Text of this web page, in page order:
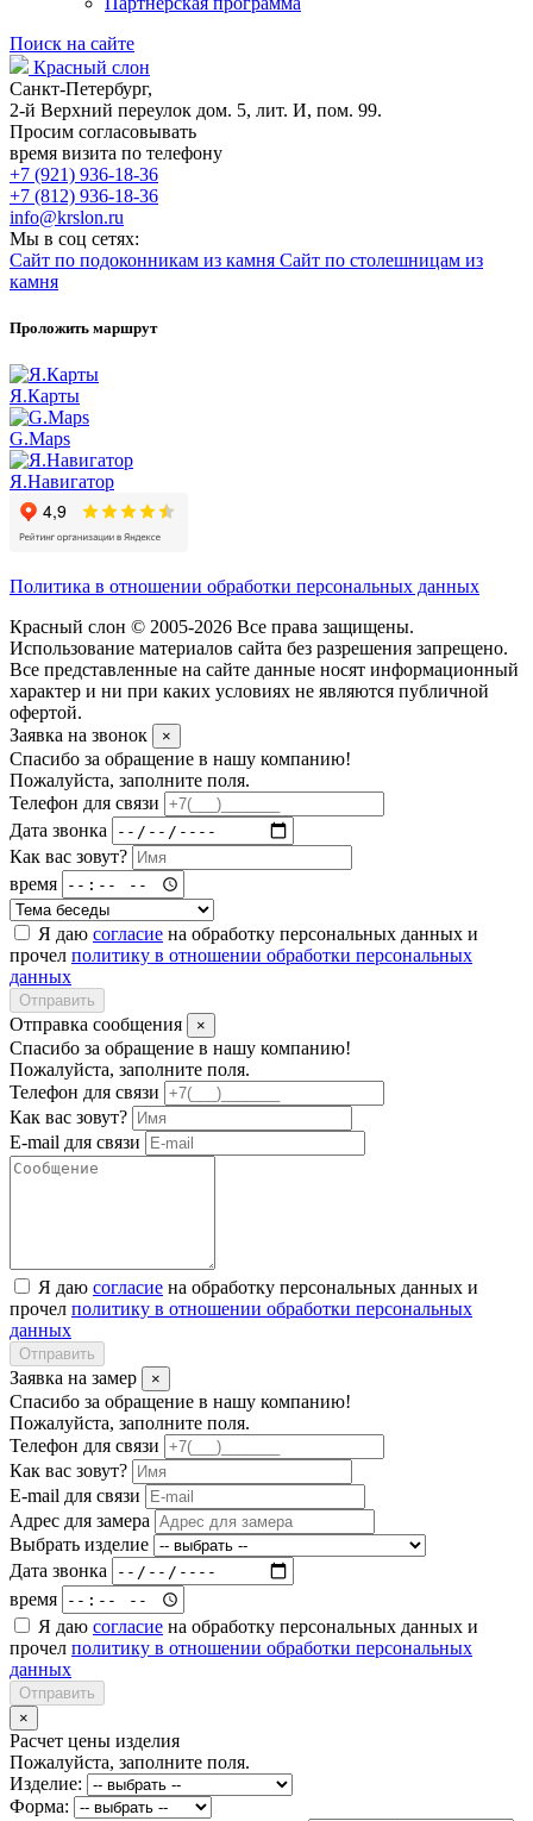
Поиск на сайте
Красный слон
Санкт-Петербург,
2-й Верхний переулок дом. 5, лит. И, пом. 99.
Просим согласовывать
время визита по телефону
+7 (921) 936-18-36
+7 (812) 936-18-36
info@krslon.ru
Мы в соц сетях:
Сайт по подоконникам из камня Сайт по столешницам из
камня
Проложить маршрут
Я.Карты
G.Maps
Я.Навигатор
Политика в отношении обработки персональных данных
Красный слон © 2005-2026 Все права защищены.
Использование материалов сайта без разрешения запрещено.
Все представленные на сайте данные носят информационный
характер и ни при каких условиях не являются публичной
офертой.
Заявка на звонок
×
Спасибо за обращение в нашу компанию!
Пожалуйста, заполните поля.
Телефон для связи
Дата звонка
Как вас зовут?
время
Я даю согласие на обработку персональных данных и
прочел политику в отношении обработки персональных
данных
Отправить
Отправка сообщения ×
Спасибо за обращение в нашу компанию!
Пожалуйста, заполните поля.
Телефон для связи
Как вас зовут?
E-mail для связи
Я даю согласие на обработку персональных данных и
прочел политику в отношении обработки персональных
данных
Отправить
Заявка на замер ×
Спасибо за обращение в нашу компанию!
Пожалуйста, заполните поля.
Телефон для связи
Как вас зовут?
E-mail для связи
Адрес для замера
Выбрать изделие
Дата звонка
время
Я даю согласие на обработку персональных данных и
прочел политику в отношении обработки персональных
данных
Отправить
×
Расчет цены изделия
Пожалуйста, заполните поля.
Изделие:
Форма: